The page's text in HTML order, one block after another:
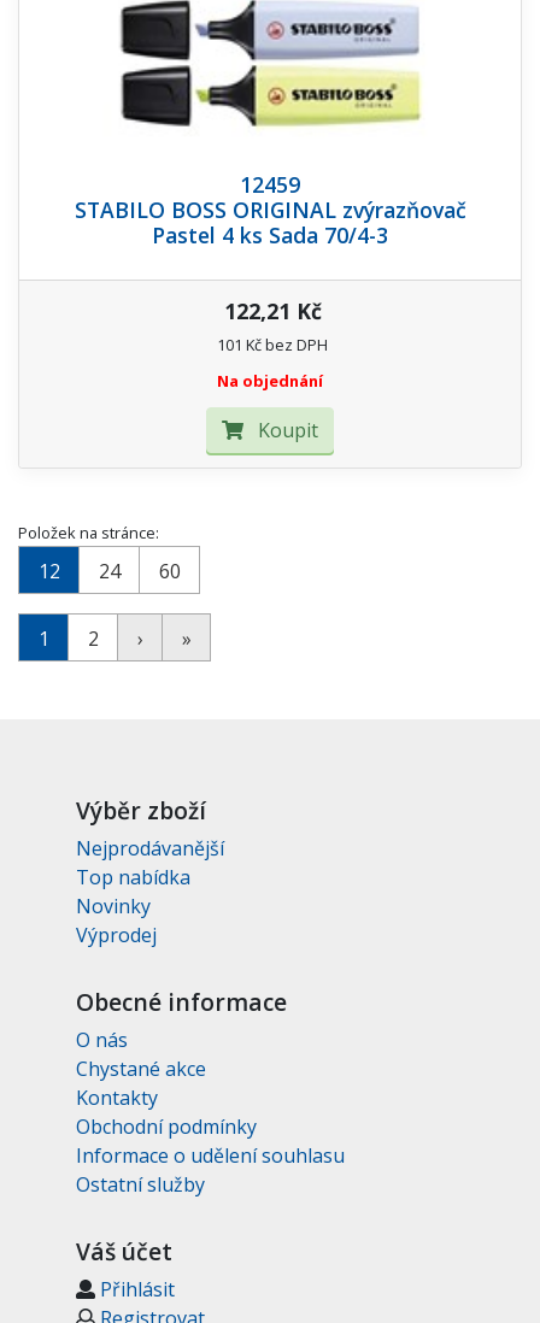
12459
STABILO BOSS ORIGINAL zvýrazňovač
Pastel 4 ks Sada 70/4-3
122,21 Kč
101 Kč bez DPH
Na objednání
Koupit
Položek na stránce:
12 24 60
1 2 › »
Výběr zboží
Nejprodávanější
Top nabídka
Novinky
Výprodej
Obecné informace
O nás
Chystané akce
Kontakty
Obchodní podmínky
Informace o udělení souhlasu
Ostatní služby
Váš účet
Přihlásit